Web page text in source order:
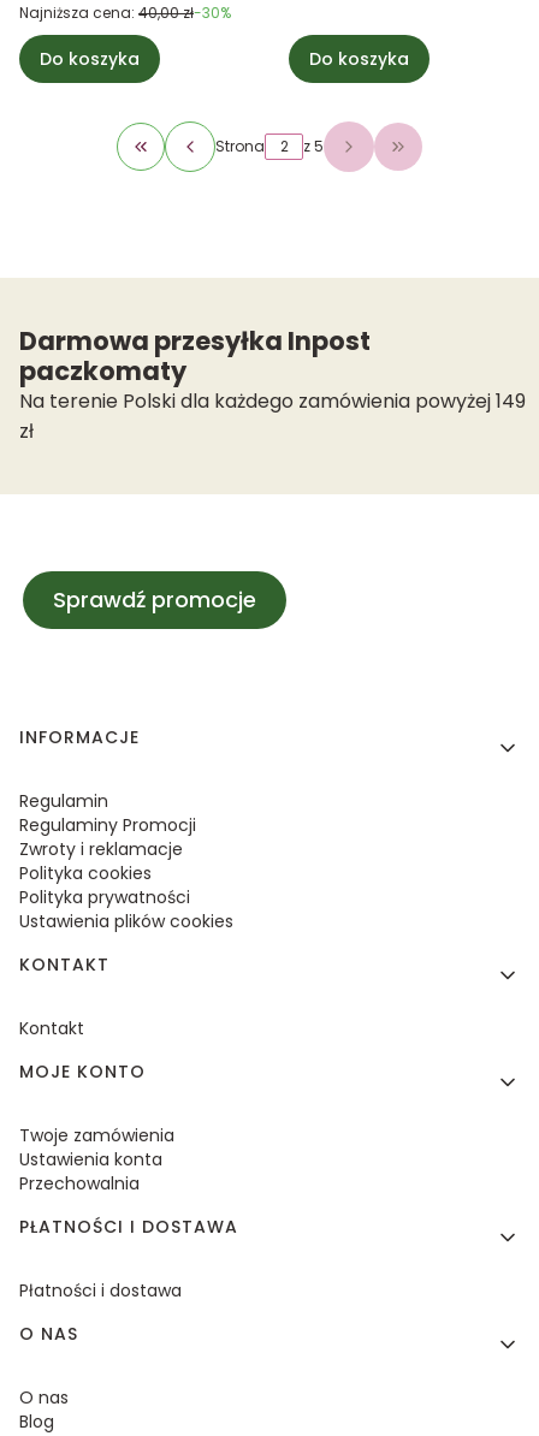
Najniższa cena: 40,00 zł-30%
Do koszyka Do koszyka
Wróć do pierwszej strony z produktami
Strona z 5 Przejdź do
Darmowa przesyłka Inpost
paczkomaty
Na terenie Polski dla każdego zamówienia powyżej 149
zł
Sprawdź promocje
Linki w stopce
INFORMACJE
Regulamin
Regulaminy Promocji
Zwroty i reklamacje
Polityka cookies
Polityka prywatności
Ustawienia plików cookies
KONTAKT
Kontakt
MOJE KONTO
Twoje zamówienia
Ustawienia konta
Przechowalnia
PŁATNOŚCI I DOSTAWA
Płatności i dostawa
O NAS
O nas
Blog